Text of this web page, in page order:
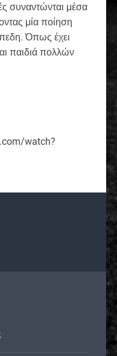
συναντώνται μέσα
μία ποίηση
Όπως έχει
παιδιά πολλών
watch?